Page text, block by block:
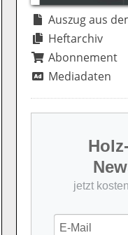
Auszug aus
Heftarchiv
Abonnement
Mediadaten
jetzt